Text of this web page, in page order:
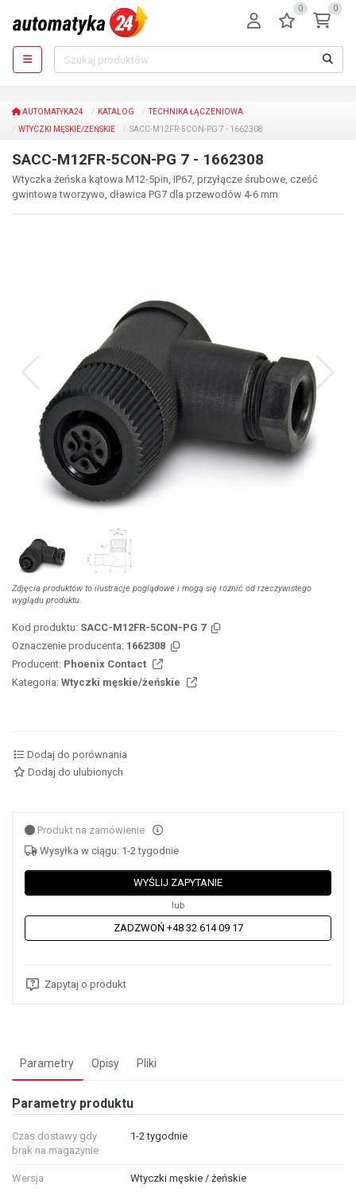
0 0
AUTOMATYKA24 KATALOG
TECHNIKA ŁĄCZENIOWA
WTYCZKI MĘSKIE/ŻEŃSKIE
SACC-M12FR-5CON-PG 7 - 1662308
SACC-M12FR-5CON-PG 7 - 1662308
Wtyczka żeńska kątowa M12-5pin, IP67, przyłącze śrubowe, cześć
gwintowa tworzywo, dławica PG7 dla przewodów 4-6 mm
Zdjęcia produktów to ilustracje poglądowe i mogą się różnić od rzeczywistego
wyglądu produktu.
Kod produktu: SACC-M12FR-5CON-PG 7
Oznaczenie producenta: 1662308
Producent: Phoenix Contact
Kategoria: Wtyczki męskie/żeńskie
Dodaj do porównania
Dodaj do ulubionych
Produkt na zamówienie
Wysyłka w ciągu: 1-2 tygodnie
WYŚLIJ ZAPYTANIE
lub
ZADZWOŃ +48 32 614 09 17
Zapytaj o produkt
Parametry Opisy Pliki
Parametry produktu
Czas dostawy gdy
brak na magazynie
1-2 tygodnie
Wersja Wtyczki męskie / żeńskie